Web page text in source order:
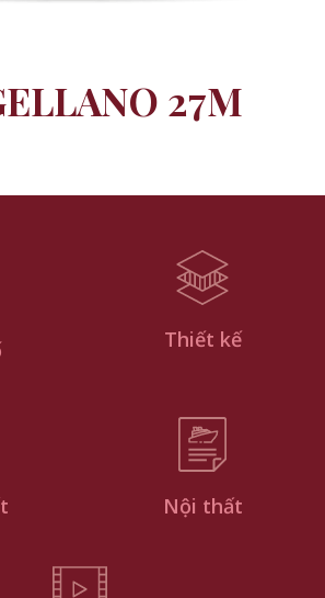
27M
Thiết kế
Nội thất